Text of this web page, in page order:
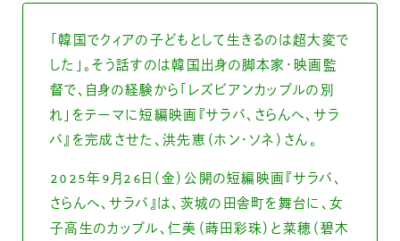
「韓国でクィアの子どもとして生きるのは超大変で
した」。そう話すのは韓国出身の脚本家・映画監
督で、自身の経験から「レズビアンカップルの別
れ」をテーマに短編映画『サラバ、さらんへ、サラ
バ』を完成させた、洪先恵（ホン・ソネ）さん。
2025年9月26日（金）公開の短編映画『サラバ、
さらんへ、サラバ』は、茨城の田舎町を舞台に、女
子高生のカップル、仁美（蒔田彩珠）と菜穂（碧木